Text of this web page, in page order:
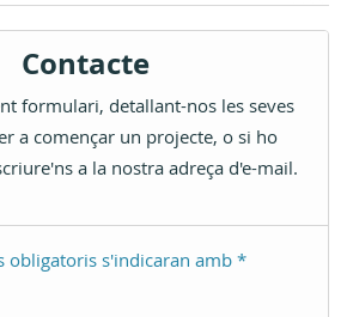
Contacte
formulari, detallant-nos les seves
a començar un projecte, o si ho
a la nostra adreça d'e-mail.
obligatoris s'indicaran amb *